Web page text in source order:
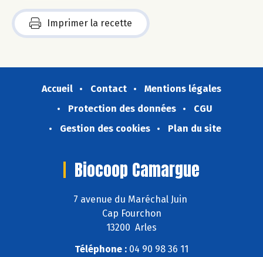
Imprimer la recette
Accueil Contact
Mentions légales
Protection des données
CGU
Gestion des cookies
Plan du site
Biocoop Camargue
7 avenue du Maréchal Juin
Cap Fourchon
13200 Arles
Téléphone : 04 90 98 36 11